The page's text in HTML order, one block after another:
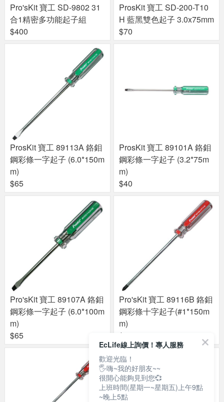
Pro'sKit 寶工 SD-9802 31
合1精密多功能起子組
$400
ProsKit 寶工 SD-200-T10
H 藍黑雙色起子 3.0x75mm
$70
ProsKit 寶工 89113A 鉻鉬
鋼彩條一字起子 (6.0*150m
m)
$65
ProsKit 寶工 89101A 鉻鉬
鋼彩條一字起子 (3.2*75m
m)
$40
Pro'sKit 寶工 89107A 鉻鉬
鋼彩條一字起子 (6.0*100m
m)
$65
Pro'sKit 寶工 89116B 鉻鉬
鋼彩條十字起子(#1*150m
m)
$60
EcLife線上詢價！專人服務
歡迎光臨！
🖐嗨~我的好朋友~~
很開心能夠見到您💞
上班時間(星期一~星期五)上午9點
~晚上5點